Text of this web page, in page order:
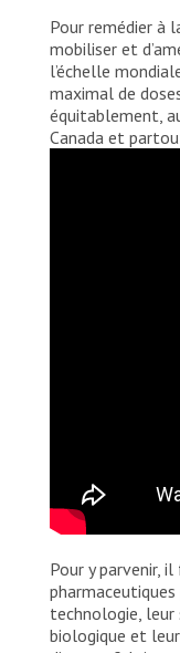
Pour remédier à
mobiliser et
l’échelle
maximal de
équitablement,
Canada et
Pour y parvenir,
technologie,
biologique et